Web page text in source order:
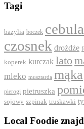
Tagi
bazylia boczek cebula
czosnek drożdże
koperek kurczak lato
mleko musztarda mąka
pierogi pietruszka
sojowy szpinak truskawki
Local Foodie